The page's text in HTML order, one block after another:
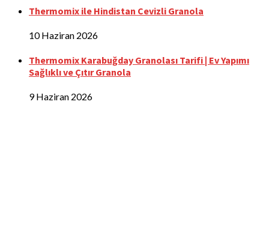
Thermomix ile Hindistan Cevizli Granola
10 Haziran 2026
Thermomix Karabuğday Granolası Tarifi | Ev Yapımı
Sağlıklı ve Çıtır Granola
9 Haziran 2026